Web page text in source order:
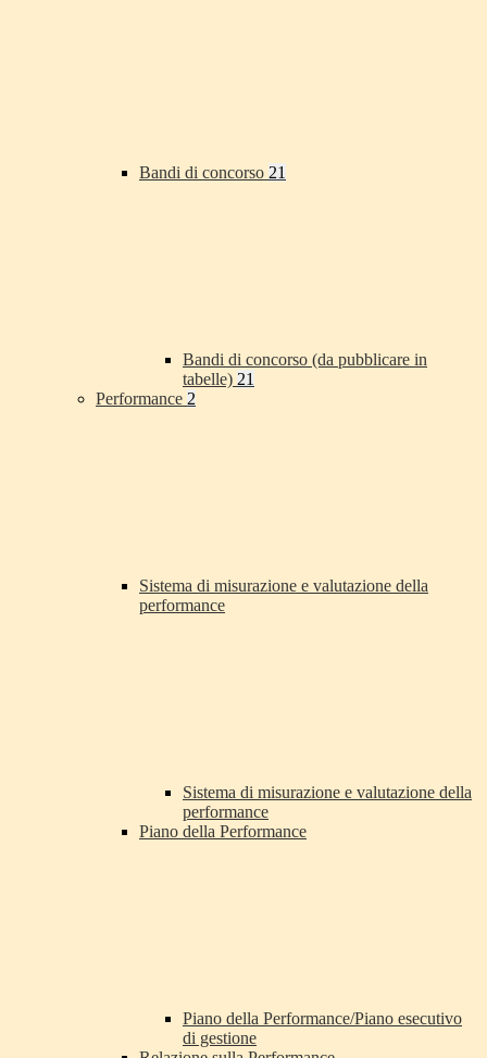
Bandi di concorso 21
Bandi di concorso (da pubblicare in
tabelle) 21
Performance 2
Sistema di misurazione e valutazione della
performance
Sistema di misurazione e valutazione della
performance
Piano della Performance
Piano della Performance/Piano esecutivo
di gestione